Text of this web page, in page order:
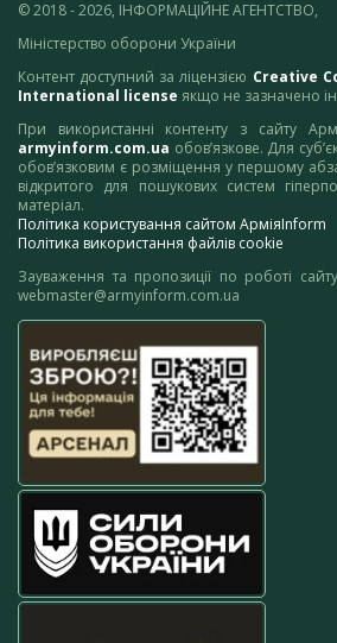
© 2018 - 2026, ІНФОРМАЦІЙНЕ АГЕНТСТВО,
Міністерство оборони України
Контент доступний за ліцензією Creative
International license якщо не зазначено
При використанні контенту з сайту
armyinform.com.ua обов’язкове. Для
обов’язковим є розміщення у першому
відкритого для пошукових систем
матеріал.
Політика користування сайтом АрміяInform
Політика використання файлів cookie
Зауваження та пропозиції по роботі
webmaster@armyinform.com.ua